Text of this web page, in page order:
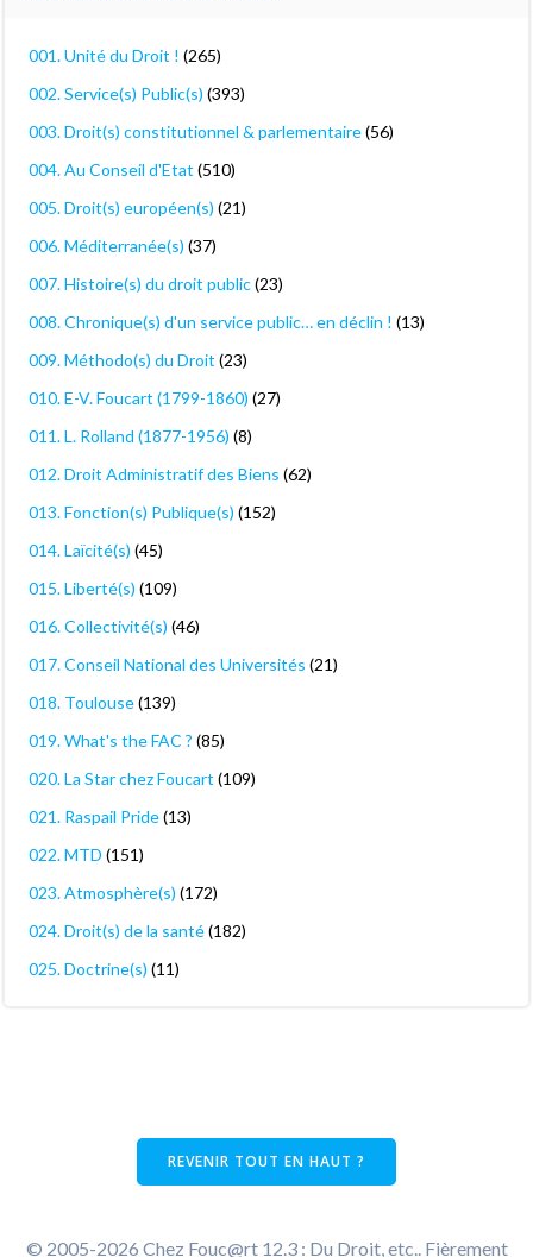
001. Unité du Droit ! (265)
002. Service(s) Public(s) (393)
003. Droit(s) constitutionnel & parlementaire(56)
004. Au Conseil d'Etat (510)
005. Droit(s) européen(s) (21)
006. Méditerranée(s) (37)
007. Histoire(s) du droit public(23)
008. Chronique(s) d'un service public… en déclin ! (13)
009. Méthodo(s) du Droit (23)
010. E-V. Foucart (1799-1860) (27)
011. L. Rolland (1877-1956) (8)
012. Droit Administratif des Biens (62)
013. Fonction(s) Publique(s) (152)
014. Laïcité(s) (45)
015. Liberté(s) (109)
016. Collectivité(s) (46)
017. Conseil National des Universités (21)
018. Toulouse(139)
019. What's the FAC ? (85)
020. La Star chez Foucart (109)
021. Raspail Pride(13)
022. MTD (151)
023. Atmosphère(s) (172)
024. Droit(s) de la santé(182)
025. Doctrine(s) (11)
REVENIR TOUT EN HAUT ?
© 2005-2026 Chez Fouc@rt 12.3 : Du Droit, etc.. Fièrement